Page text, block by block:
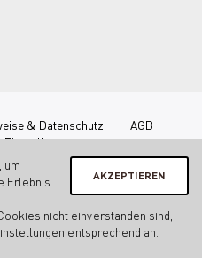
& Datenschutz
AGB
AKZEPTIEREN
um
Erlebnis
nicht einverstanden sind,
entsprechend an.